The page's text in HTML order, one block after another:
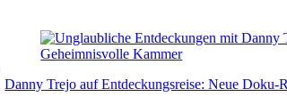
Danny Trejo auf Entdeckungsreise: Neue